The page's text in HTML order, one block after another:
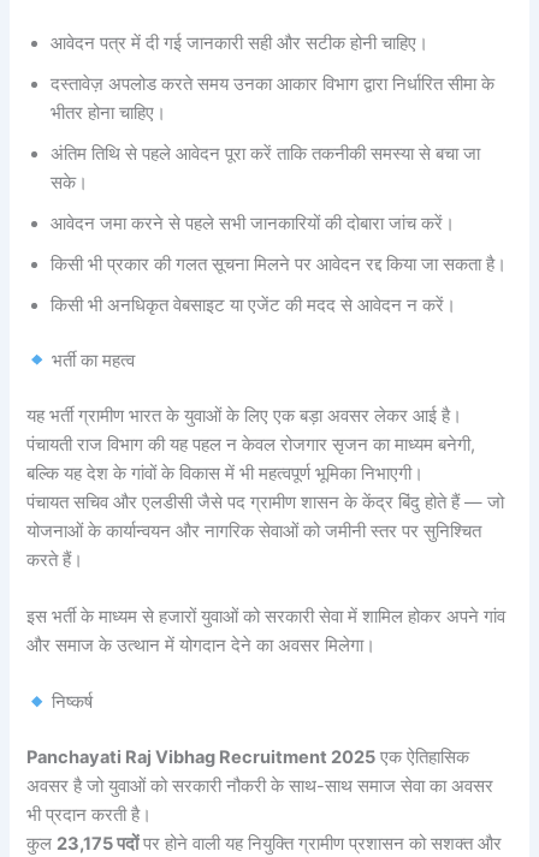
आवेदन पत्र में दी गई जानकारी सही और सटीक होनी चाहिए।
दस्तावेज़ अपलोड करते समय उनका आकार विभाग द्वारा निर्धारित सीमा के
भीतर होना चाहिए।
अंतिम तिथि से पहले आवेदन पूरा करें ताकि तकनीकी समस्या से बचा जा
सके।
आवेदन जमा करने से पहले सभी जानकारियों की दोबारा जांच करें।
किसी भी प्रकार की गलत सूचना मिलने पर आवेदन रद्द किया जा सकता है।
किसी भी अनधिकृत वेबसाइट या एजेंट की मदद से आवेदन न करें।
भर्ती का महत्व
यह भर्ती ग्रामीण भारत के युवाओं के लिए एक बड़ा अवसर लेकर आई है।
पंचायती राज विभाग की यह पहल न केवल रोजगार सृजन का माध्यम बनेगी,
बल्कि यह देश के गांवों के विकास में भी महत्वपूर्ण भूमिका निभाएगी।
पंचायत सचिव और एलडीसी जैसे पद ग्रामीण शासन के केंद्र बिंदु होते हैं — जो
योजनाओं के कार्यान्वयन और नागरिक सेवाओं को जमीनी स्तर पर सुनिश्चित
करते हैं।
इस भर्ती के माध्यम से हजारों युवाओं को सरकारी सेवा में शामिल होकर अपने गांव
और समाज के उत्थान में योगदान देने का अवसर मिलेगा।
निष्कर्ष
Panchayati Raj Vibhag Recruitment 2025 एक ऐतिहासिक
अवसर है जो युवाओं को सरकारी नौकरी के साथ-साथ समाज सेवा का अवसर
भी प्रदान करती है।
कुल 23,175 पदोंपर होने वाली यह नियुक्ति ग्रामीण प्रशासन को सशक्त और